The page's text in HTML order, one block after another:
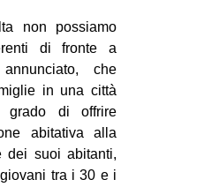
non possiamo
di fronte a
che
in una città
di offrire
abitativa alla
dei suoi abitanti,
tra i 30 e i